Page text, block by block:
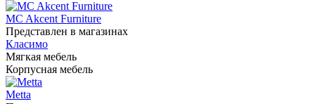
MC Akcent Furniture
Представлен в магазинах
Класимо
Мягкая мебель
Корпусная мебель
Metta